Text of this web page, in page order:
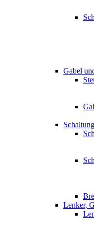
Gabel
Lenker,